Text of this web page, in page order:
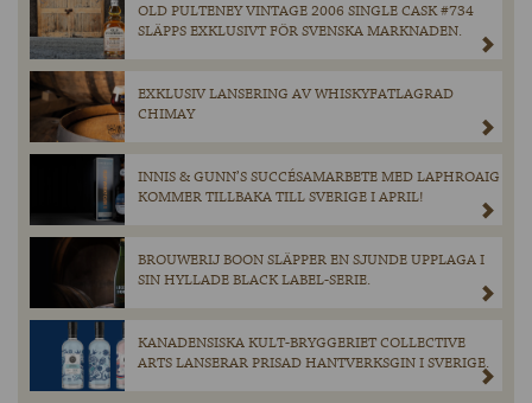
OLD PULTENEY VINTAGE 2006 SINGLE CASK #734
SLÄPPS EXKLUSIVT FÖR SVENSKA MARKNADEN.
EXKLUSIV LANSERING AV WHISKYFATLAGRAD
CHIMAY
INNIS & GUNN’S SUCCÉSAMARBETE MED LAPHROAIG
KOMMER TILLBAKA TILL SVERIGE I APRIL!
BROUWERIJ BOON SLÄPPER EN SJUNDE UPPLAGA I
SIN HYLLADE BLACK LABEL-SERIE.
KANADENSISKA KULT-BRYGGERIET COLLECTIVE
ARTS LANSERAR PRISAD HANTVERKSGIN I SVERIGE.